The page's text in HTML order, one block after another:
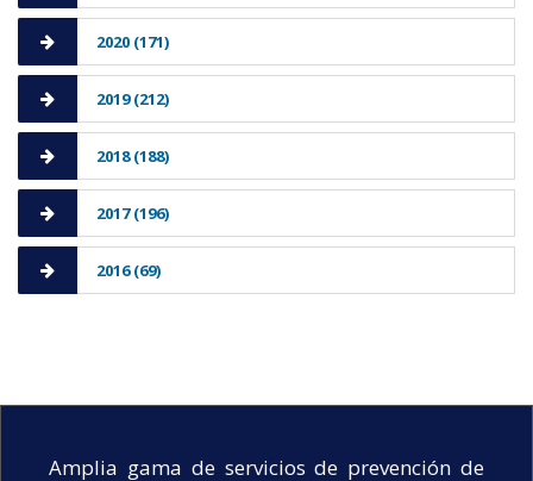
2020 (171)
2019 (212)
2018 (188)
2017 (196)
2016 (69)
Amplia gama de servicios de prevención de